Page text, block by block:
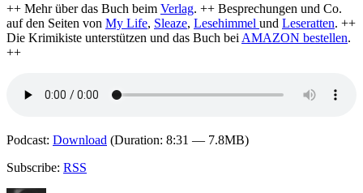
++ Mehr über das Buch beim Verlag. ++ Besprechungen und Co.
auf den Seiten von My Life, Sleaze, Lesehimmel und Leseratten. ++
Die Krimikiste unterstützen und das Buch bei AMAZON bestellen.
++
Podcast: Download (Duration: 8:31 — 7.8MB)
Subscribe: RSS